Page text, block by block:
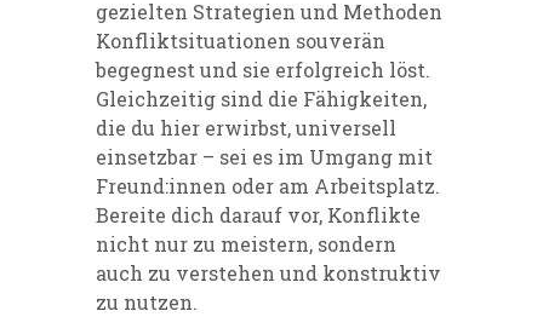
gezielten Strategien und Methoden
Konfliktsituationen souverän
begegnest und sie erfolgreich löst.
Gleichzeitig sind die Fähigkeiten,
die du hier erwirbst, universell
einsetzbar – sei es im Umgang mit
Freund:innen oder am Arbeitsplatz.
Bereite dich darauf vor, Konflikte
nicht nur zu meistern, sondern
auch zu verstehen und konstruktiv
zu nutzen.